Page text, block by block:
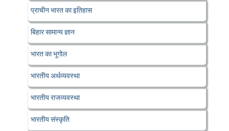
प्राचीन भारत का इतिहास
बिहार सामान्य ज्ञान
भारत का भूगोल
भारतीय अर्थव्यवस्था
भारतीय राजव्यवस्था
भारतीय संस्कृति